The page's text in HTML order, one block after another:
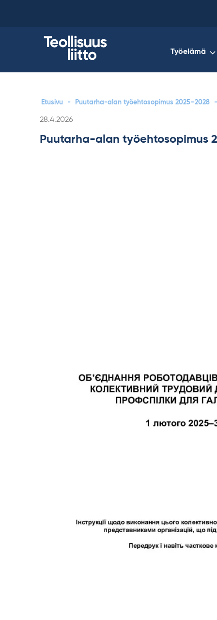
Työelämä
Etusivu - Puutarha-alan työehtosopimus 2025–2028 -
Kirjoitettu
28.4.2026
Puutarha-alan työehtosopimus